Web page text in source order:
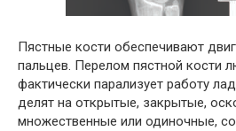
Пястные кости обеспечивают
пальцев. Перелом пястной кости
фактически парализует работу
делят на открытые, закрытые,
множественные или одиночные,